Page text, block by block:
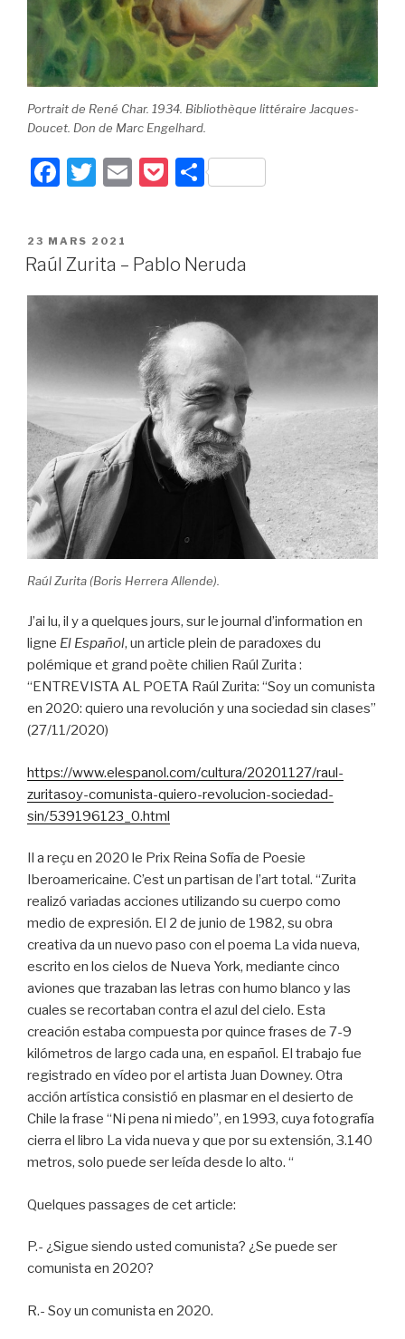
Portrait de René Char. 1934. Bibliothèque littéraire Jacques-
Doucet. Don de Marc Engelhard.
F
c
e
b
o
o
k
T
tt
er
E
P
k
et
P
g
er
PUBLIÉ
LE
23 MARS 2021
Raúl Zurita – Pablo Neruda
Raúl Zurita (Boris Herrera Allende).
J’ai lu, il y a quelques jours, sur le journal d’information en
ligne El Español, un article plein de paradoxes du
polémique et grand poète chilien Raúl Zurita :
“ENTREVISTA AL POETA Raúl Zurita: “Soy un comunista
en 2020: quiero una revolución y una sociedad sin clases”
(27/11/2020)
https://www.elespanol.com/cultura/20201127/raul-
zuritasoy-comunista-quiero-revolucion-sociedad-
sin/539196123_0.html
Il a reçu en 2020 le Prix Reina Sofía de Poesie
Iberoamericaine. C’est un partisan de l’art total. “Zurita
realizó variadas acciones utilizando su cuerpo como
medio de expresión. El 2 de junio de 1982, su obra
creativa da un nuevo paso con el poema La vida nueva,
escrito en los cielos de Nueva York, mediante cinco
aviones que trazaban las letras con humo blanco y las
cuales se recortaban contra el azul del cielo. Esta
creación estaba compuesta por quince frases de 7-9
kilómetros de largo cada una, en español. El trabajo fue
registrado en vídeo por el artista Juan Downey. Otra
acción artística consistió en plasmar en el desierto de
Chile la frase “Ni pena ni miedo”, en 1993, cuya fotografía
cierra el libro La vida nueva y que por su extensión, 3.140
metros, solo puede ser leída desde lo alto. “
Quelques passages de cet article:
P.- ¿Sigue siendo usted comunista? ¿Se puede ser
comunista en 2020?
R.- Soy un comunista en 2020.